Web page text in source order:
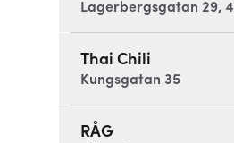
Lagerbergsgatan 29,
Thai Chili
Kungsgatan 35
RÅG